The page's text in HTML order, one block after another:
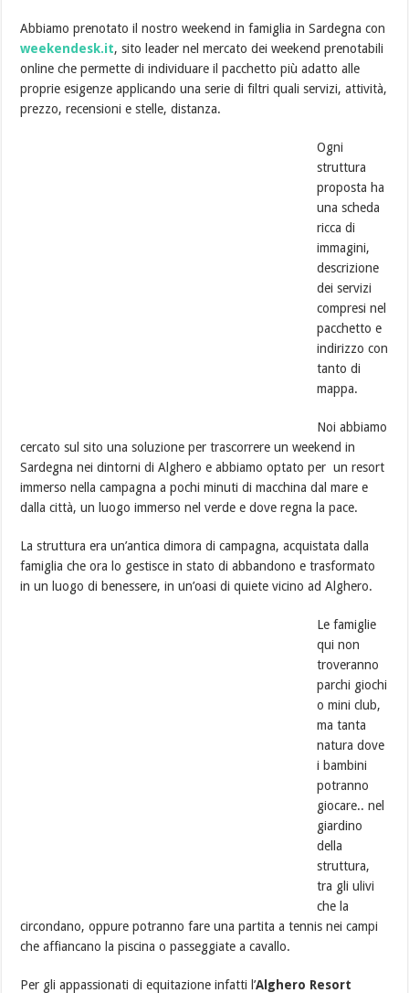
Abbiamo prenotato il nostro weekend in famiglia in Sardegna con
weekendesk.it, sito leader nel mercato dei weekend prenotabili
online che permette di individuare il pacchetto più adatto alle
proprie esigenze applicando una serie di filtri quali servizi, attività,
prezzo, recensioni e stelle, distanza.
Ogni
struttura
proposta ha
una scheda
ricca di
immagini,
descrizione
dei servizi
compresi nel
pacchetto e
indirizzo con
tanto di
mappa.
Noi abbiamo
cercato sul sito una soluzione per trascorrere un weekend in
Sardegna nei dintorni di Alghero e abbiamo optato per un resort
immerso nella campagna a pochi minuti di macchina dal mare e
dalla città, un luogo immerso nel verde e dove regna la pace.
La struttura era un’antica dimora di campagna, acquistata dalla
famiglia che ora lo gestisce in stato di abbandono e trasformato
in un luogo di benessere, in un’oasi di quiete vicino ad Alghero.
Le famiglie
qui non
troveranno
parchi giochi
o mini club,
ma tanta
natura dove
i bambini
potranno
giocare.. nel
giardino
della
struttura,
tra gli ulivi
che la
circondano, oppure potranno fare una partita a tennis nei campi
che affiancano la piscina o passeggiate a cavallo.
Per gli appassionati di equitazione infatti l’Alghero Resort